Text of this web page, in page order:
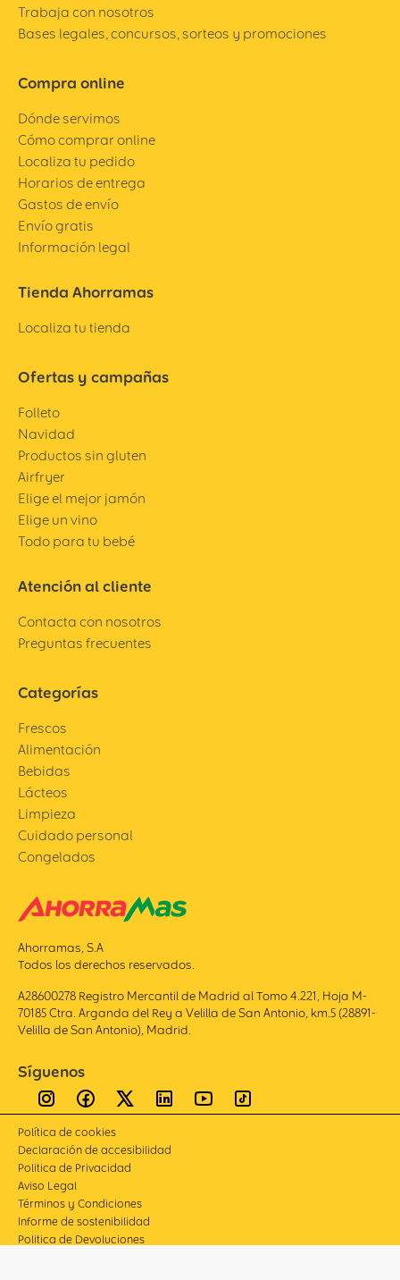
Trabaja con nosotros
Bases legales, concursos, sorteos y promociones
Compra online
Dónde servimos
Cómo comprar online
Localiza tu pedido
Horarios de entrega
Gastos de envío
Envío gratis
Información legal
Tienda Ahorramas
Localiza tu tienda
Ofertas y campañas
Folleto
Navidad
Productos sin gluten
Airfryer
Elige el mejor jamón
Elige un vino
Todo para tu bebé
Atención al cliente
Contacta con nosotros
Preguntas frecuentes
Categorías
Frescos
Alimentación
Bebidas
Lácteos
Limpieza
Cuidado personal
Congelados
Ahorramas, S.A
Todos los derechos reservados.
A28600278 Registro Mercantil de Madrid al Tomo 4.221, Hoja M-
70185 Ctra. Arganda del Rey a Velilla de San Antonio, km.5 (28891-
Velilla de San Antonio), Madrid.
Síguenos
Política de cookies
Declaración de accesibilidad
Politica de Privacidad
Aviso Legal
Términos y Condiciones
Informe de sostenibilidad
Politica de Devoluciones